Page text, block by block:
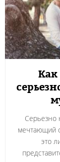
Как
Серьезно
мечтающий
это